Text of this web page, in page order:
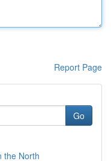
Report Page
Go
the North